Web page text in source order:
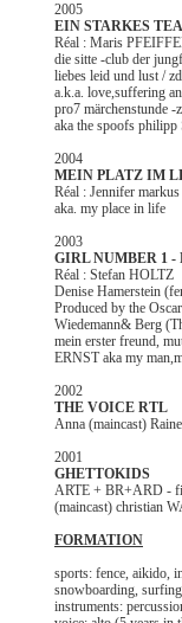
2005
EIN STARKES
Réal : Maris
die sitte -club der
liebes leid und lust /
a.k.a. love,suffering
pro7 märchenstunde
aka the spoofs
2004
MEIN PLATZ IM
Réal : Jennifer
aka. my place in life
2003
GIRL NUMBER 1 -
Réal : Stefan HOLTZ
Denise Hamerstein
Produced by the
Wiedemann& Berg
mein erster freund,
ERNST aka my
2002
THE VOICE RTL
Anna (maincast)
2001
GHETTOKIDS
ARTE + BR+ARD -
(maincast) christian
FORMATION
sports: fence, aikido,
snowboarding, surfing
instruments: